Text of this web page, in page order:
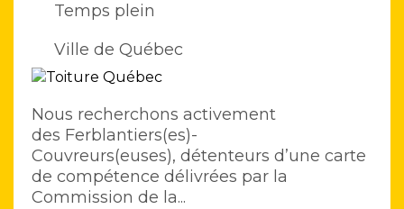
Temps plein
Ville de Québec
Nous recherchons activement
des Ferblantiers(es)-
Couvreurs(euses), détenteurs d’une carte
de compétence délivrées par la
Commission de la...